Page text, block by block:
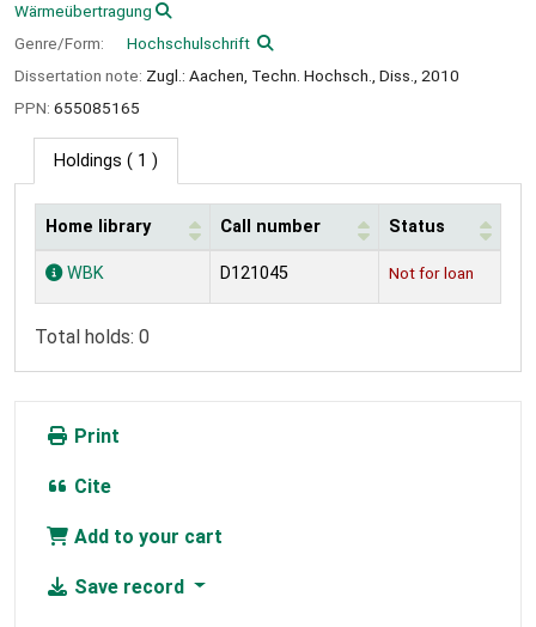
Wärmeübertragung
Genre/Form:
Hochschulschrift
Dissertation note: Zugl.: Aachen, Techn. Hochsch., Diss., 2010
PPN: 655085165
Holdings ( 1 )
Holdings
Home library Call number Status
WBK D121045 Not for loan
Total holds: 0
Print
Cite
Add to your cart
Save record